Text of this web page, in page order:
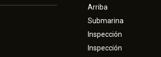
Arriba
Submarina
Inspección
Inspección